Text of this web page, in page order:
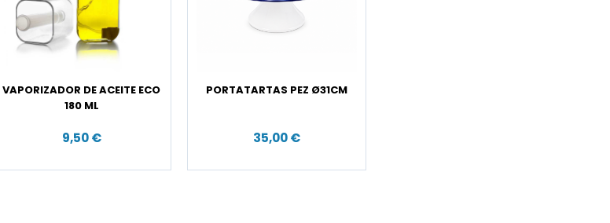
VAPORIZADOR DE ACEITE ECO
180 ML
9,50 €
PORTATARTAS PEZ Ø31CM
35,00 €